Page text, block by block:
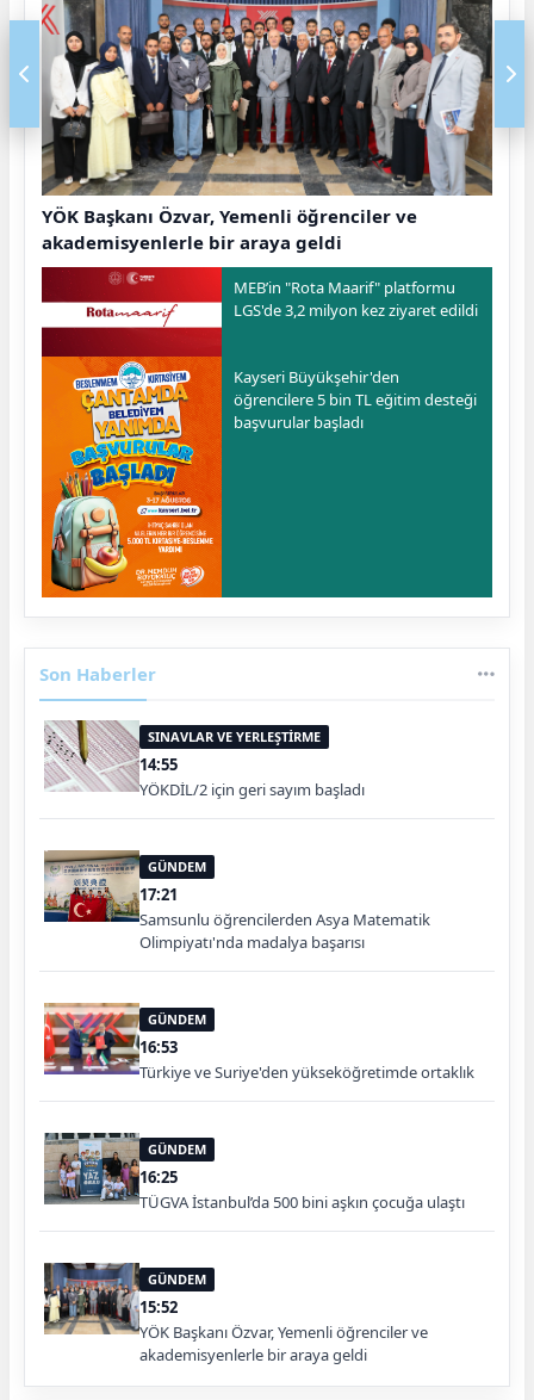
YÖK Başkanı Özvar, Yemenli öğrenciler ve
akademisyenlerle bir araya geldi
MEB’in "Rota Maarif" platformu
LGS'de 3,2 milyon kez ziyaret edildi
Kayseri Büyükşehir'den
öğrencilere 5 bin TL eğitim desteği
başvurular başladı
Son Haberler
SINAVLAR VE YERLEŞTİRME
14:55
YÖKDİL/2 için geri sayım başladı
GÜNDEM
17:21
Samsunlu öğrencilerden Asya Matematik
Olimpiyatı'nda madalya başarısı
GÜNDEM
16:53
Türkiye ve Suriye'den yükseköğretimde ortaklık
GÜNDEM
16:25
TÜGVA İstanbul’da 500 bini aşkın çocuğa ulaştı
GÜNDEM
15:52
YÖK Başkanı Özvar, Yemenli öğrenciler ve
akademisyenlerle bir araya geldi